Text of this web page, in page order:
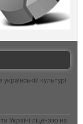
культурі
Україні ліцензію на